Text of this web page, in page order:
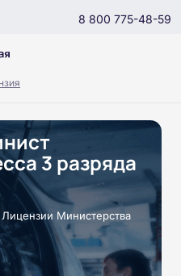
8 800 775-48-59
3 разряда
Министерства